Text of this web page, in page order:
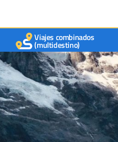
Viajes combinados
(multidestino)